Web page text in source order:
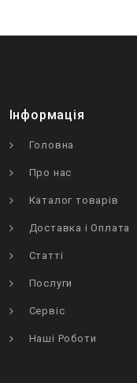
Інформація
Головна
Про нас
Каталог товарів
Доставка і Оплата
Статті
Послуги
Сервіс
Наші Роботи